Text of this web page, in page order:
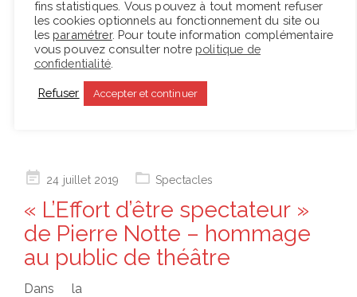
portez un très beau costume et le chlore l’abîmerait
sans aucun doute. Vous le faites nettoyer au
pressing, n’est-ce pas ?
Lire la suite
Posted24 juillet 2019 Spectacles
« L’Effort d’être spectateur »
de Pierre Notte – hommage
au public de théâtre
Dans la
fins statistiques. Vous pouvez à tout moment refuser
les cookies optionnels au fonctionnement du site ou
les paramétrer. Pour toute information complémentaire
vous pouvez consulter notre politique de
confidentialité.
Refuser Accepter et continuer